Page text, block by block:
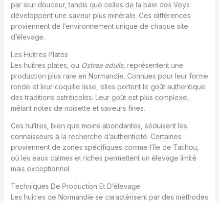
par leur douceur, tandis que celles de la baie des Veys
développent une saveur plus minérale. Ces différences
proviennent de l’environnement unique de chaque site
d’élevage.
Les Huîtres Plates
Les huîtres plates, ou Ostrea edulis, représentent une
production plus rare en Normandie. Connues pour leur forme
ronde et leur coquille lisse, elles portent le goût authentique
des traditions ostréicoles. Leur goût est plus complexe,
mêlant notes de noisette et saveurs fines.
Ces huîtres, bien que moins abondantes, séduisent les
connaisseurs à la recherche d’authenticité. Certaines
proviennent de zones spécifiques comme l’île de Tatihou,
où les eaux calmes et riches permettent un élevage limité
mais exceptionnel.
Techniques De Production Et D’élevage
Les huîtres de Normandie se caractérisent par des méthodes